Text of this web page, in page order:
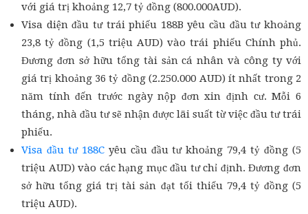
với giá trị khoảng 12,7 tỷ đồng (800.000AUD).
Visa diện đầu tư trái phiếu 188B yêu cầu đầu tư khoảng
23,8 tỷ đồng (1,5 triệu AUD) vào trái phiếu Chính phủ.
Đương đơn sở hữu tổng tài sản cá nhân và công ty với
giá trị khoảng 36 tỷ đồng (2.250.000 AUD) ít nhất trong 2
năm tính đến trước ngày nộp đơn xin định cư. Mỗi 6
tháng, nhà đầu tư sẽ nhận được lãi suất từ việc đầu tư trái
phiếu.
Visa đầu tư 188Cyêu cầu đầu tư khoảng 79,4 tỷ đồng (5
triệu AUD) vào các hạng mục đầu tư chỉ định. Đương đơn
sở hữu tổng giá trị tài sản đạt tối thiểu 79,4 tỷ đồng (5
triệu AUD).